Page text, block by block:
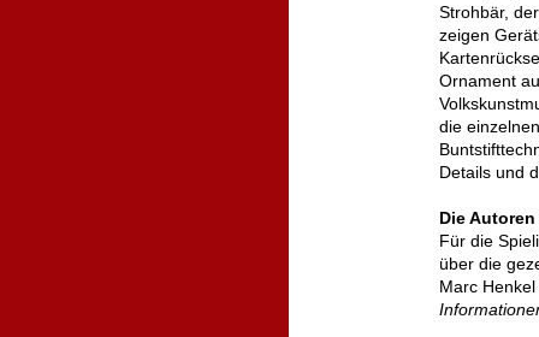
Strohbär,
zeigen
Ornament
die
Details und
Die Autoren
Für die
über die
Marc